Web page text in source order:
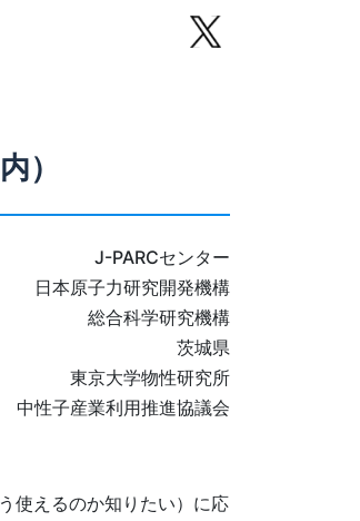
）
J-PARCセンター
日本原子力研究開発機構
総合科学研究機構
茨城県
東京大学物性研究所
中性子産業利用推進協議会
使えるのか知りたい）に応